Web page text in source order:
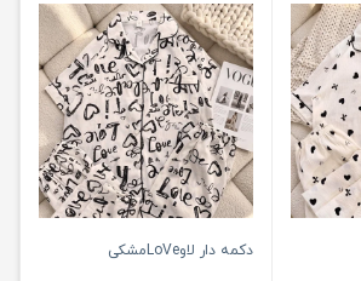
دکمه دار لاوLoVeمشکی